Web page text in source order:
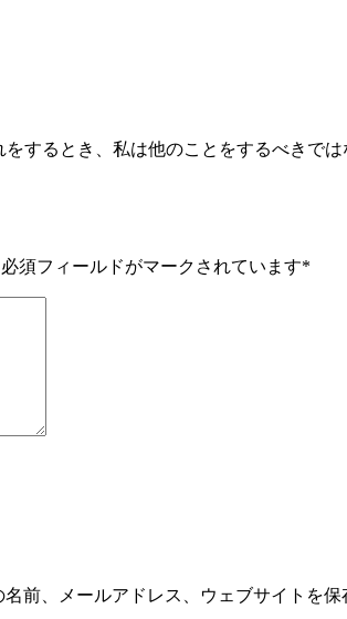
するとき、私は他のことをするべきでは
必須フィールドがマークされています*
前、メールアドレス、ウェブサイトを保